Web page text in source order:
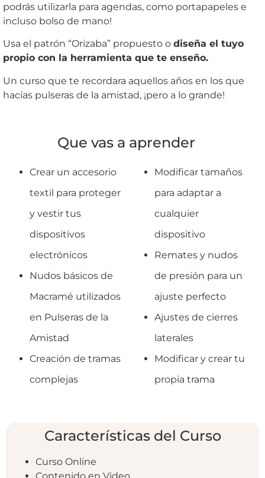
podrás utilizarla para agendas, como portapapeles e
incluso bolso de mano!
Usa el patrón “Orizaba” propuesto o diseña el tuyo
propio con la herramienta que te enseño.
Un curso que te recordara aquellos años en los que
hacías pulseras de la amistad, ¡pero a lo grande!
Que vas a aprender
Crear un accesorio
textil para proteger
y vestir tus
dispositivos
electrónicos
Nudos básicos de
Macramé utilizados
en Pulseras de la
Amistad
Creación de tramas
complejas
Modificar tamaños
para adaptar a
cualquier
dispositivo
Remates y nudos
de presión para un
ajuste perfecto
Ajustes de cierres
laterales
Modificar y crear tu
propia trama
Características del Curso
Curso Online
Contenido en Video